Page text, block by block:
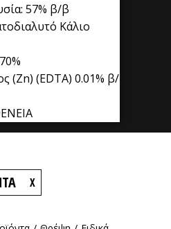
57% β/β
Κάλιο
(Zn) (EDTA) 0.01% β/
X